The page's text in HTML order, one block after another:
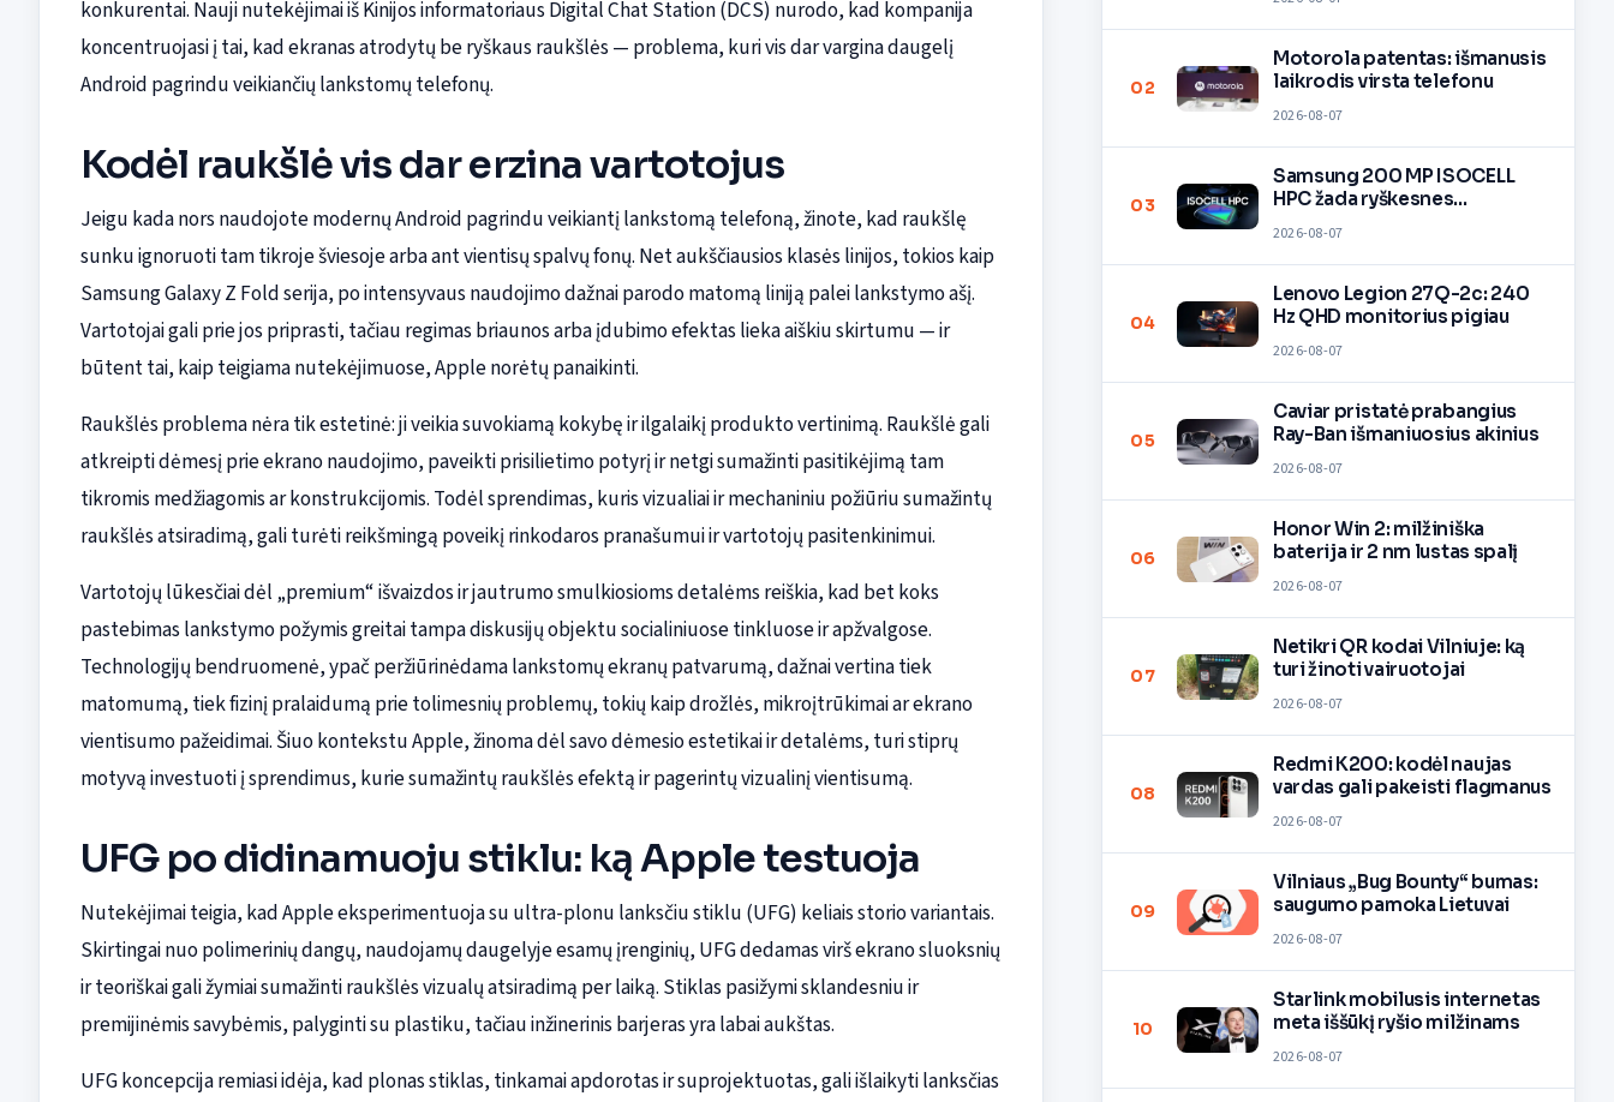
konkurentai. Nauji nutekėjimai iš Kinijos informatoriaus Digital Chat Station (DCS) nurodo, kad kompanija
koncentruojasi į tai, kad ekranas atrodytų be ryškaus raukšlės — problema, kuri vis dar vargina daugelį
Android pagrindu veikiančių lankstomų telefonų.
Kodėl raukšlė vis dar erzina vartotojus
Jeigu kada nors naudojote modernų Android pagrindu veikiantį lankstomą telefoną, žinote, kad raukšlę
sunku ignoruoti tam tikroje šviesoje arba ant vientisų spalvų fonų. Net aukščiausios klasės linijos, tokios kaip
Samsung Galaxy Z Fold serija, po intensyvaus naudojimo dažnai parodo matomą liniją palei lankstymo ašį.
Vartotojai gali prie jos priprasti, tačiau regimas briaunos arba įdubimo efektas lieka aiškiu skirtumu — ir
būtent tai, kaip teigiama nutekėjimuose, Apple norėtų panaikinti.
Raukšlės problema nėra tik estetinė: ji veikia suvokiamą kokybę ir ilgalaikį produkto vertinimą. Raukšlė gali
atkreipti dėmesį prie ekrano naudojimo, paveikti prisilietimo potyrį ir netgi sumažinti pasitikėjimą tam
tikromis medžiagomis ar konstrukcijomis. Todėl sprendimas, kuris vizualiai ir mechaniniu požiūriu sumažintų
raukšlės atsiradimą, gali turėti reikšmingą poveikį rinkodaros pranašumui ir vartotojų pasitenkinimui.
Vartotojų lūkesčiai dėl „premium“ išvaizdos ir jautrumo smulkiosioms detalėms reiškia, kad bet koks
pastebimas lankstymo požymis greitai tampa diskusijų objektu socialiniuose tinkluose ir apžvalgose.
Technologijų bendruomenė, ypač peržiūrinėdama lankstomų ekranų patvarumą, dažnai vertina tiek
matomumą, tiek fizinį pralaidumą prie tolimesnių problemų, tokių kaip drožlės, mikroįtrūkimai ar ekrano
vientisumo pažeidimai. Šiuo kontekstu Apple, žinoma dėl savo dėmesio estetikai ir detalėms, turi stiprų
motyvą investuoti į sprendimus, kurie sumažintų raukšlės efektą ir pagerintų vizualinį vientisumą.
UFG po didinamuoju stiklu: ką Apple testuoja
Nutekėjimai teigia, kad Apple eksperimentuoja su ultra-plonu lanksčiu stiklu (UFG) keliais storio variantais.
Skirtingai nuo polimerinių dangų, naudojamų daugelyje esamų įrenginių, UFG dedamas virš ekrano sluoksnių
ir teoriškai gali žymiai sumažinti raukšlės vizualų atsiradimą per laiką. Stiklas pasižymi sklandesniu ir
premijinėmis savybėmis, palyginti su plastiku, tačiau inžinerinis barjeras yra labai aukštas.
UFG koncepcija remiasi idėja, kad plonas stiklas, tinkamai apdorotas ir suprojektuotas, gali išlaikyti lanksčias
02
Motorola patentas: išmanusis
laikrodis virsta telefonu
2026-08-07
03
Samsung 200 MP ISOCELL
HPC žada ryškesnes
2026-08-07
04
Lenovo Legion 27Q-2c: 240
Hz QHD monitorius pigiau
2026-08-07
05
Caviar pristatė prabangius
Ray-Ban išmaniuosius akinius
2026-08-07
06
Honor Win 2: milžiniška
baterija ir 2 nm lustas spalį
2026-08-07
07
Netikri QR kodai Vilniuje: ką
turi žinoti vairuotojai
2026-08-07
08
Redmi K200: kodėl naujas
vardas gali pakeisti flagmanus
2026-08-07
09
Vilniaus „Bug Bounty“ bumas:
saugumo pamoka Lietuvai
2026-08-07
10
Starlink mobilusis internetas
meta iššūkį ryšio milžinams
2026-08-07